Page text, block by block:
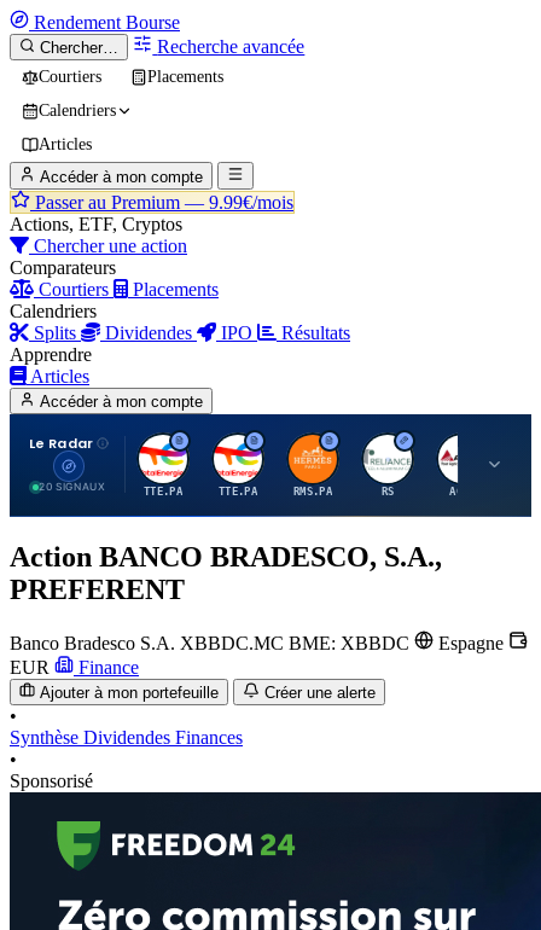
Rendement Bourse
Chercher… Recherche avancée
Courtiers
Placements
Calendriers
Articles
Accéder à mon compte
Passer au Premium — 9.99€/mois
Actions, ETF, Cryptos
Chercher une action
Comparateurs
Courtiers
Placements
Calendriers
Splits
Dividendes IPO
Résultats
Apprendre
Articles
Accéder à mon compte
Le Radar
20 SIGNAUX
T
TTE.PA
T
TTE.PA
H
RMS.PA
R
RS
A
AGCO
Action BANCO BRADESCO, S.A.,
PREFERENT
Banco Bradesco S.A. XBBDC.MC BME: XBBDC
Espagne
EUR
Finance
Ajouter à mon portefeuille Créer une alerte
•
Synthèse Dividendes Finances
•
Sponsorisé